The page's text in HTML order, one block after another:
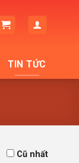
TIN TỨC
Cũ nhất